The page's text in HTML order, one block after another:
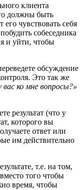
клиента
должны быть
его чувствовать себя
собеседника
и уйти, чтобы
обсуждение
Это так же
вас ко мне вопросы?»
результат (что у
которого вы
ответ или
им действительно
т.е. на том,
того чтобы
время, чтобы